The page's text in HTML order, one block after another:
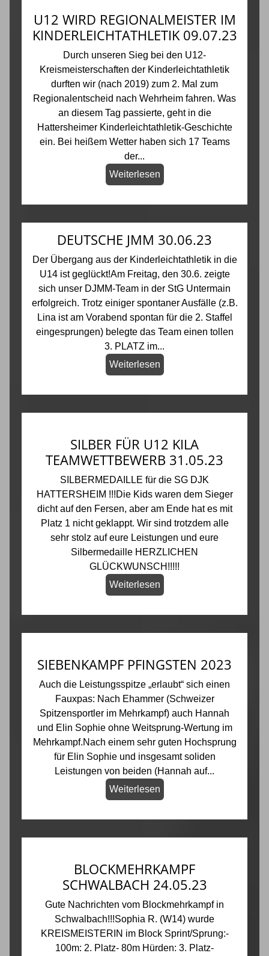
U12 WIRD REGIONALMEISTER IM
KINDERLEICHTATHLETIK 09.07.23
Durch unseren Sieg bei den U12-
Kreismeisterschaften der Kinderleichtathletik
durften wir (nach 2019) zum 2. Mal zum
Regionalentscheid nach Wehrheim fahren. Was
an diesem Tag passierte, geht in die
Hattersheimer Kinderleichtathletik-Geschichte
ein. Bei heißem Wetter haben sich 17 Teams
der...
Weiterlesen
DEUTSCHE JMM 30.06.23
Der Übergang aus der Kinderleichtathletik in die
U14 ist geglückt!Am Freitag, den 30.6. zeigte
sich unser DJMM-Team in der StG Untermain
erfolgreich. Trotz einiger spontaner Ausfälle (z.B.
Lina ist am Vorabend spontan für die 2. Staffel
eingesprungen) belegte das Team einen tollen
3. PLATZ im...
Weiterlesen
SILBER FÜR U12 KILA
TEAMWETTBEWERB 31.05.23
SILBERMEDAILLE für die SG DJK
HATTERSHEIM !!!Die Kids waren dem Sieger
dicht auf den Fersen, aber am Ende hat es mit
Platz 1 nicht geklappt. Wir sind trotzdem alle
sehr stolz auf eure Leistungen und eure
Silbermedaille HERZLICHEN
GLÜCKWUNSCH!!!!!
Weiterlesen
SIEBENKAMPF PFINGSTEN 2023
Auch die Leistungsspitze „erlaubt“ sich einen
Fauxpas: Nach Ehammer (Schweizer
Spitzensportler im Mehrkampf) auch Hannah
und Elin Sophie ohne Weitsprung-Wertung im
Mehrkampf.Nach einem sehr guten Hochsprung
für Elin Sophie und insgesamt soliden
Leistungen von beiden (Hannah auf...
Weiterlesen
BLOCKMEHRKAMPF
SCHWALBACH 24.05.23
Gute Nachrichten vom Blockmehrkampf in
Schwalbach!!!Sophia R. (W14) wurde
KREISMEISTERIN im Block Sprint/Sprung:-
100m: 2. Platz- 80m Hürden: 3. Platz-